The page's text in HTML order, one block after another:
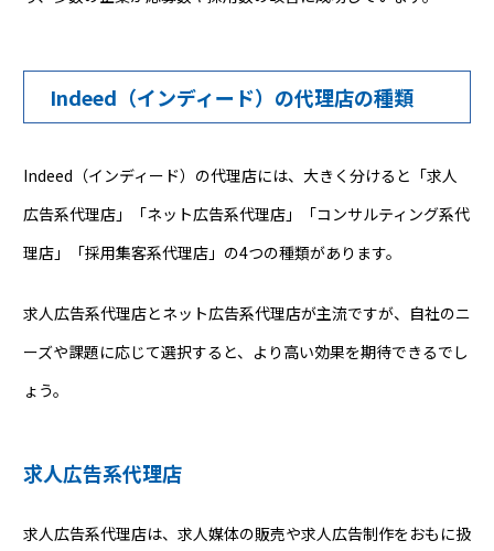
Indeed（インディード）の代理店の種類
Indeed（インディード）の代理店には、大きく分けると「求人
広告系代理店」「ネット広告系代理店」「コンサルティング系代
理店」「採用集客系代理店」の4つの種類があります。
求人広告系代理店とネット広告系代理店が主流ですが、自社のニ
ーズや課題に応じて選択すると、より高い効果を期待できるでし
ょう。
求人広告系代理店
求人広告系代理店は、求人媒体の販売や求人広告制作をおもに扱